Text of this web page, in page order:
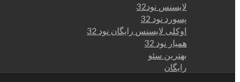
لایسنس نود32
پسورد نود 32
اوکلی لایسنس رایگان نود 32
همیار نود 32
بهترین سئو
رایگان